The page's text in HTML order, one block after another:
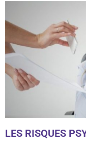
LES RISQUES